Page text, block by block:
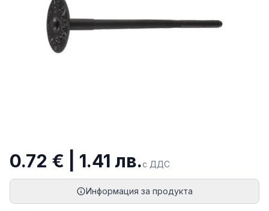
0.72 € | 1.41 лв.с ДДС
Информация за продукта